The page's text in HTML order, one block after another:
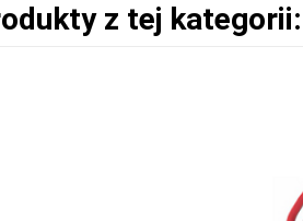
z tej kategorii: